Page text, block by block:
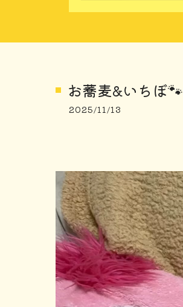
お蕎麦&いちぼ🐾
2025/11/13